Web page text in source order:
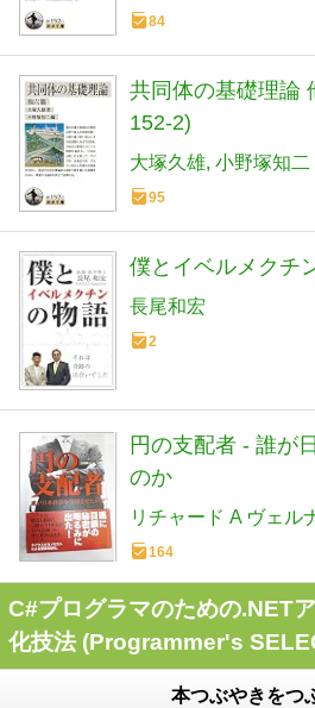
84
共同体の基礎理論
152-2)
大塚久雄 小野塚知二
95
僕とイベルメクチ
長尾和宏
2
円の支配者 - 誰が
のか
リチャード A ヴェル
164
C#プログラマのための.NET
化技法 (Programmer's
本つぶやきをつ